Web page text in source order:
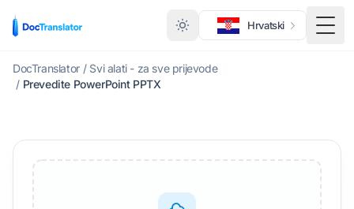
Hrvatski
DocTranslator / Svi alati - za sve prijevode
/ Prevedite PowerPoint PPTX